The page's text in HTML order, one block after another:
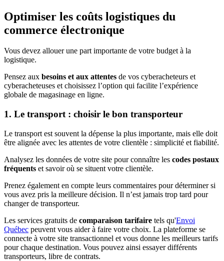
Optimiser les coûts logistiques du
commerce électronique
Vous devez allouer une part importante de votre budget à la
logistique.
Pensez aux besoins et aux attentes de vos cyberacheteurs et
cyberacheteuses et choisissez l’option qui facilite l’expérience
globale de magasinage en ligne.
1. Le transport : choisir le bon transporteur
Le transport est souvent la dépense la plus importante, mais elle doit
être alignée avec les attentes de votre clientèle : simplicité et fiabilité.
Analysez les données de votre site pour connaître les codes postaux
fréquents et savoir où se situent votre clientèle.
Prenez également en compte leurs commentaires pour déterminer si
vous avez pris la meilleure décision. Il n’est jamais trop tard pour
changer de transporteur.
Les services gratuits de comparaison tarifaire tels qu'Envoi
Québec peuvent vous aider à faire votre choix. La plateforme se
connecte à votre site transactionnel et vous donne les meilleurs tarifs
pour chaque destination. Vous pouvez ainsi essayer différents
transporteurs, libre de contrats.